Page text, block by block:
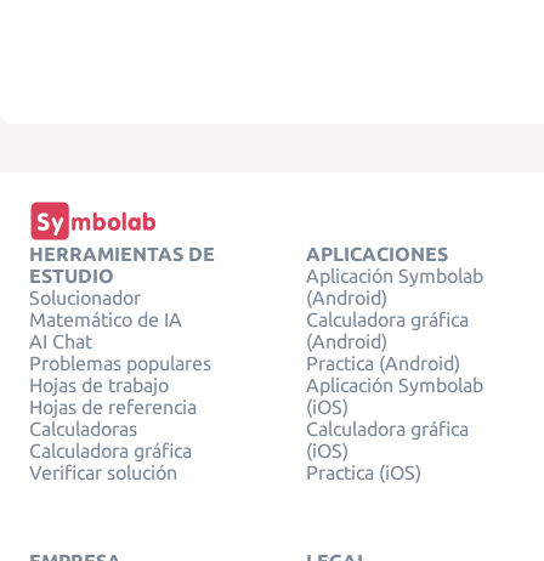
HERRAMIENTAS DE
ESTUDIO
Solucionador
Matemático de IA
AI Chat
Problemas populares
Hojas de trabajo
Hojas de referencia
Calculadoras
Calculadora gráfica
Verificar solución
APLICACIONES
Aplicación Symbolab
(Android)
Calculadora gráfica
(Android)
Practica (Android)
Aplicación Symbolab
(iOS)
Calculadora gráfica
(iOS)
Practica (iOS)